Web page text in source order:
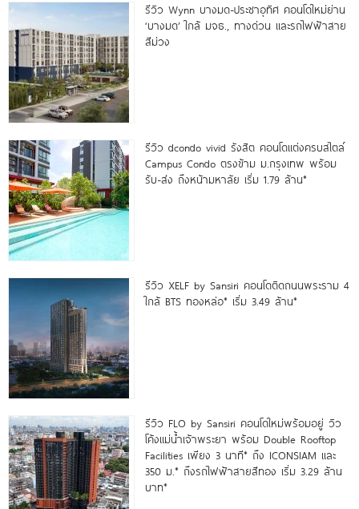
รีวิว Wynn บางมด-ประชาอุทิศ คอนโดใหม่ย่าน
‘บางมด’ ใกล้ มจธ., ทางด่วน และรถไฟฟ้าสาย
สีม่วง
รีวิว dcondo vivid รังสิต คอนโดแต่งครบสไตล์
Campus Condo ตรงข้าม ม.กรุงเทพ พร้อม
รับ-ส่ง ถึงหน้ามหาลัย เริ่ม 1.79 ล้าน*
รีวิว XELF by Sansiri คอนโดติดถนนพระราม 4
ใกล้ BTS ทองหล่อ* เริ่ม 3.49 ล้าน*
รีวิว FLO by Sansiri คอนโดใหม่พร้อมอยู่ วิว
โค้งแม่น้ำเจ้าพระยา พร้อม Double Rooftop
Facilities เพียง 3 นาที* ถึง ICONSIAM และ
350 ม.* ถึงรถไฟฟ้าสายสีทอง เริ่ม 3.29 ล้าน
บาท*